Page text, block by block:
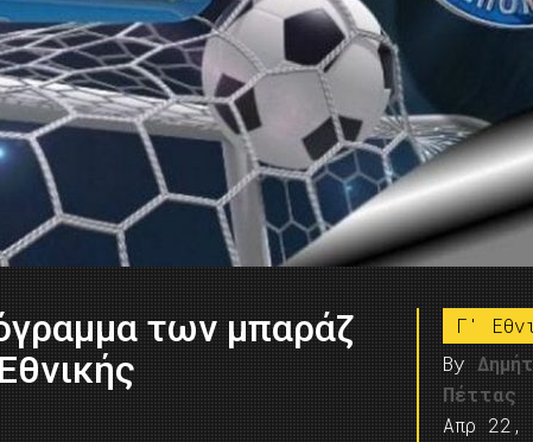
των μπαράζ
Γ'
By
Πέττας
Απρ 22,